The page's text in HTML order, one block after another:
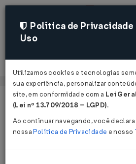
Página Inicial
Legislações
Política de Privacidade
Uso
Utilizamos cookies e tecnologias
sua experiência, personalizar
site, em conformidade com a Lei
(Lei nº 13.709/2018 – LGPD).
Ao continuar navegando, você
nossaPolítica de Privacidade e nosso